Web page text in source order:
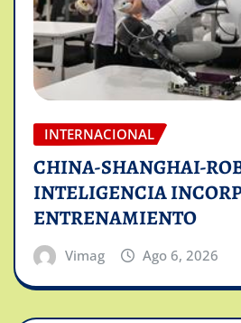
INTERNACIONAL
CHINA-SHANGHAI-
INTELIGENCIA
ENTRENAMIENTO
Vimag Ago 6, 2026